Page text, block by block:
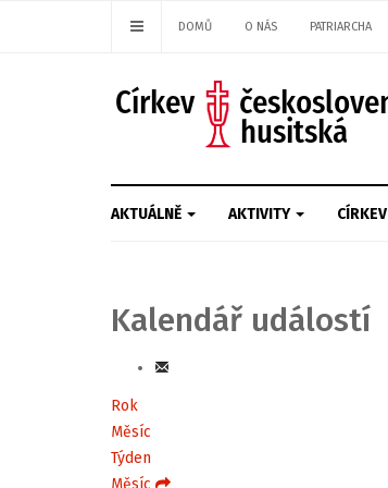
DOMŮ O NÁS PATRIARCHA
AKTUÁLNĚ AKTIVITY CÍRKEV
Kalendář událostí
Rok
Měsíc
Týden
Měsíc